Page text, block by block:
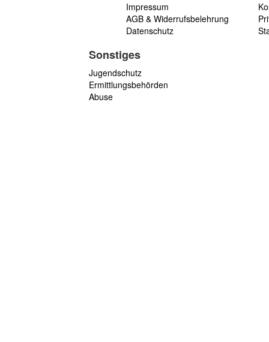
Impressum
AGB & Widerrufsbelehrung
Datenschutz
Sonstiges
Jugendschutz
Ermittlungsbehörden
Abuse